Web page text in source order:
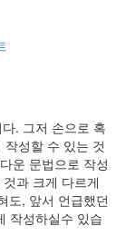
. 그저 손으로 혹
성할 수 있는 것
운 문법으로 작성
과 크게 다르게
도, 앞서 언급했던
작성하실수 있습